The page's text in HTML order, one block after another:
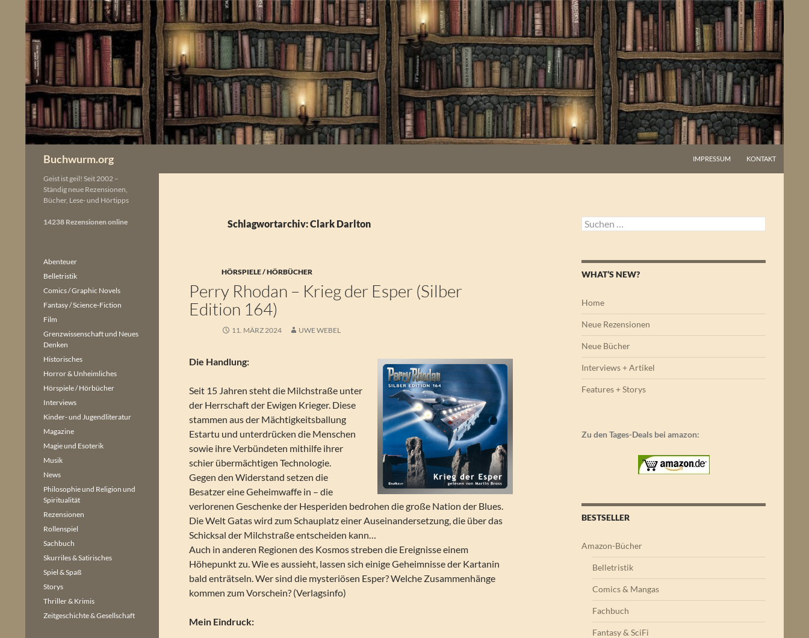
springen
Buchwurm.org IMPRESSUM KONTAKT
Schlagwortarchiv: Clark Darlton
HÖRSPIELE / HÖRBÜCHER
Perry Rhodan – Krieg der Esper (Silber
Edition 164)
11. MÄRZ 2024 UWE WEBEL
Die Handlung:
Seit 15 Jahren steht die Milchstraße unter
der Herrschaft der Ewigen Krieger. Diese
stammen aus der Mächtigkeitsballung
Estartu und unterdrücken die Menschen
sowie ihre Verbündeten mithilfe ihrer
schier übermächtigen Technologie.
Gegen den Widerstand setzen die
Besatzer eine Geheimwaffe in – die
verlorenen Geschenke der Hesperiden bedrohen die große Nation der Blues.
Die Welt Gatas wird zum Schauplatz einer Auseinandersetzung, die über das
Schicksal der Milchstraße entscheiden kann…
Auch in anderen Regionen des Kosmos streben die Ereignisse einem
Höhepunkt zu. Wie es aussieht, lassen sich einige Geheimnisse der Kartanin
bald enträtseln. Wer sind die mysteriösen Esper? Welche Zusammenhänge
kommen zum Vorschein? (Verlagsinfo)
Mein Eindruck:
Suchen
nach:
WHAT’S NEW?
Home
Neue Rezensionen
Neue Bücher
Interviews + Artikel
Features + Storys
Zu den Tages-Deals bei amazon:
BESTSELLER
Amazon-Bücher
Belletristik
Comics & Mangas
Fachbuch
Fantasy & SciFi
Geist ist geil! Seit 2002 –
Ständig neue Rezensionen,
Bücher, Lese- und Hörtipps
14238 Rezensionen online
Abenteuer
Belletristik
Comics / Graphic Novels
Fantasy / Science-Fiction
Film
Grenzwissenschaft und Neues
Denken
Historisches
Horror & Unheimliches
Hörspiele / Hörbücher
Interviews
Kinder- und Jugendliteratur
Magazine
Magie und Esoterik
Musik
News
Philosophie und Religion und
Spiritualität
Rezensionen
Rollenspiel
Sachbuch
Skurriles & Satirisches
Spiel & Spaß
Storys
Thriller & Krimis
Zeitgeschichte & Gesellschaft